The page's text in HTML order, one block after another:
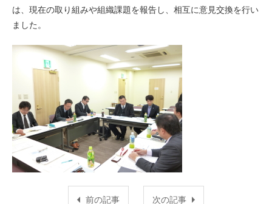
は、現在の取り組みや組織課題を報告し、相互に意見交換を行い
ました。
前の記事 次の記事